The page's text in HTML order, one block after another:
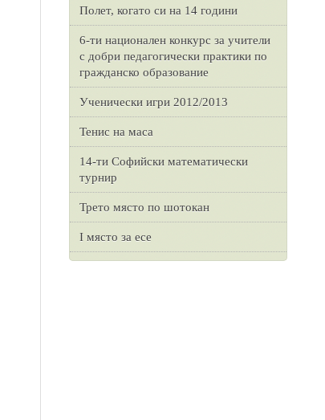
Полет, когато си на 14 години
6-ти национален конкурс за учители
с добри педагогически практики по
гражданско образование
Ученически игри 2012/2013
Тенис на маса
14-ти Софийски математически
турнир
Трето място по шотокан
I място за есе